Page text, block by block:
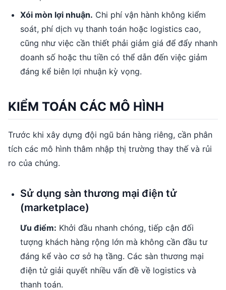
Xói mòn lợi nhuận. Chi phí vận hành không kiểm
soát, phí dịch vụ thanh toán hoặc logistics cao,
cũng như việc cần thiết phải giảm giá để đẩy nhanh
doanh số hoặc thu tiền có thể dẫn đến việc giảm
đáng kể biên lợi nhuận kỳ vọng.
KIỂM TOÁN CÁC MÔ HÌNH
Trước khi xây dựng đội ngũ bán hàng riêng, cần phân
tích các mô hình thâm nhập thị trường thay thế và rủi
ro của chúng.
Sử dụng sàn thương mại điện tử
(marketplace)
Ưu điểm: Khởi đầu nhanh chóng, tiếp cận đối
tượng khách hàng rộng lớn mà không cần đầu tư
đáng kể vào cơ sở hạ tầng. Các sàn thương mại
điện tử giải quyết nhiều vấn đề về logistics và
thanh toán.